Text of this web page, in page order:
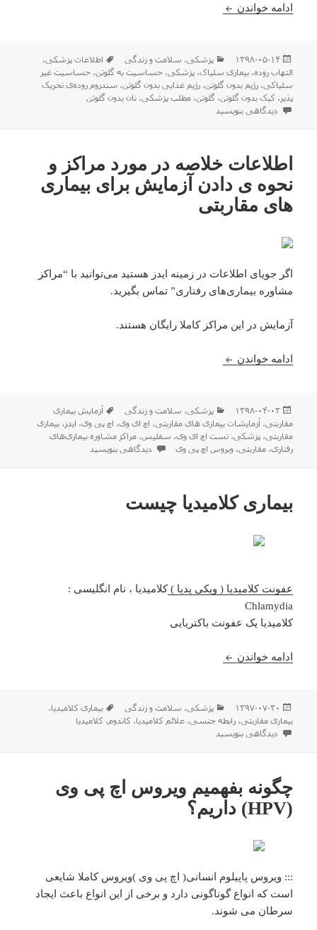
ادامه خواندن گلوتن چیست؟ چه ضررهایی دارد و چه کسانی نباید
ارسال
شده
در
۱۳۹۸-۰۵-۱۴ دسته‌ها
پزشکی، سلامت و زندگی برچسب‌ها
اطلاعات پزشکی،
التهاب روده،بیماری سلیاک،پزشکی،حساسیت به گلوتن،حساسیت غیر
سلیاکی،رژیم بدون گلوتن،رژیم غذایی بدون گلوتن، سندروم روده‌ی تحریک
پذیر ، کیک بدون گلوتن، گلوتن،مطلب پزشکی،نان بدون گلوتن
برای گلوتن چیست؟ چه ضررهایی دارد و چه کسانی نباید گلوتن بخورند؟
دیدگاهی بنویسید
اطلاعات خلاصه در مورد مراکز و
نحوه ی دادن آزمایش برای بیماری
های مقاربتی
اگر جویای اطلاعات در زمینه ایدز هستید می‌توانید با “مراکز
مشاوره بیماری‌های رفتاری” تماس بگیرید.
آزمایش در این مراکز کاملا رایگان هستند.
ادامه خواندن اطلاعات خلاصه در مورد مراکز و نحوه ی دادن
ارسال
شده
در
۱۳۹۸-۰۴-۰۳ دسته‌ها
پزشکی، سلامت و زندگی برچسب‌ها
آزمایش بیماری
مقاربتی، آزمایشات بیماری های مقاربتی، اچ ای وی، اچ پی وی، ایدز ،بیماری
مقاربتی،پزشکی،تست اچ ای وی، سفلیس،مراکز مشاوره بیماری‌های
رفتاری،مقاربتی،ویروس اچ پی وی برای اطلاعات خلاصه در مورد مراکز و نحوه
دیدگاهی بنویسید
بیماری کلامیدیا چیست
عفونت کلامیدیا ( ویکی پدیا )کلامیدیا ، نام انگلیسی :
Chlamydia
کلامیدیا یک عفونت باکتریایی
ادامه خواندن بیماری کلامیدیا چیست
ارسال
شده
در
۱۳۹۷-۰۷-۳۰ دسته‌ها
پزشکی، سلامت و زندگی برچسب‌ها
بیماری کلامیدیا،
بیماری مقاربتی،رابطه جنسی،علائم کلامیدیا، کاندوم، کلامیدیا
برای بیماری کلامیدیا چیست
دیدگاهی بنویسید
چگونه بفهمیم ویروس اچ پی وی
(HPV) داریم؟
::: ویروس پاپیلوم انسانی( اچ پی وی )ویروس کاملا شایعی
است که انواع گوناگونی دارد و برخی از این انواع باعث ایجاد
سرطان می شوند.